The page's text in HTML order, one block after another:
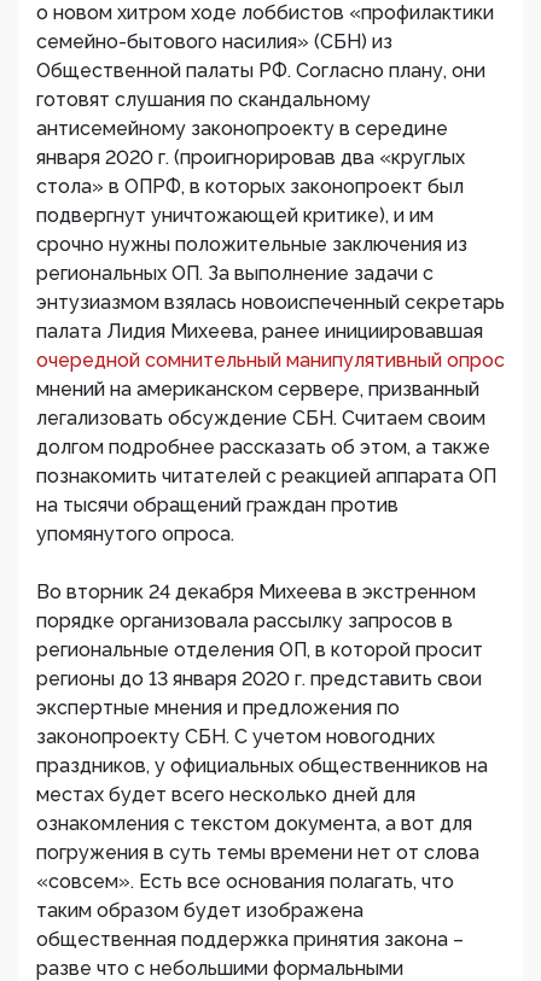
о новом хитром ходе лоббистов «профилактики
семейно-бытового насилия» (СБН) из
Общественной палаты РФ. Согласно плану, они
готовят слушания по скандальному
антисемейному законопроекту в середине
января 2020 г. (проигнорировав два «круглых
стола» в ОПРФ, в которых законопроект был
подвергнут уничтожающей критике), и им
срочно нужны положительные заключения из
региональных ОП. За выполнение задачи с
энтузиазмом взялась новоиспеченный секретарь
палата Лидия Михеева, ранее инициировавшая
очередной сомнительный манипулятивный опрос
мнений на американском сервере, призванный
легализовать обсуждение СБН. Считаем своим
долгом подробнее рассказать об этом, а также
познакомить читателей с реакцией аппарата ОП
на тысячи обращений граждан против
упомянутого опроса.
Во вторник 24 декабря Михеева в экстренном
порядке организовала рассылку запросов в
региональные отделения ОП, в которой просит
регионы до 13 января 2020 г. представить свои
экспертные мнения и предложения по
законопроекту СБН. С учетом новогодних
праздников, у официальных общественников на
местах будет всего несколько дней для
ознакомления с текстом документа, а вот для
погружения в суть темы времени нет от слова
«совсем». Есть все основания полагать, что
таким образом будет изображена
общественная поддержка принятия закона –
разве что с небольшими формальными